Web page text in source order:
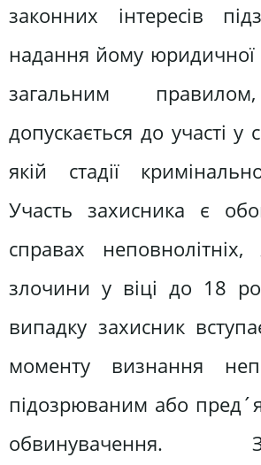
законних інтересів
надання йому
загальним
допускається до участі у
якій стадії
Участь захисника є
справах
злочини у віці до 18
випадку захисник
моменту визнання
підозрюваним або
обвинувачення.